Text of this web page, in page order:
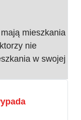
mieszkania
nie
w swojej